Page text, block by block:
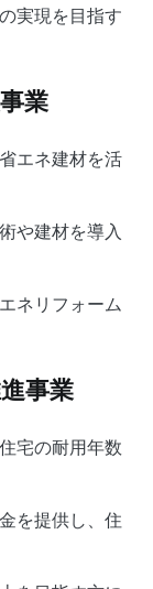
実現を目指す
業
エネ建材を活
や建材を導入
ネリフォーム
事業
宅の耐用年数
を提供し、住